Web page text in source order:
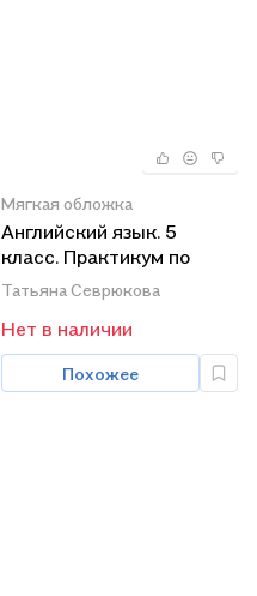
Мягкая обложка
Английский язык. 5
класс. Практикум по
грамматике
Татьяна Севрюкова
Нет в наличии
Похожее